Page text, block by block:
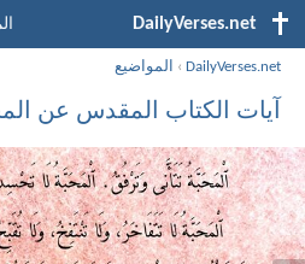
DailyVerses.net
DailyVerses.net
› المواضيع
آيات الكتاب المقدس عن